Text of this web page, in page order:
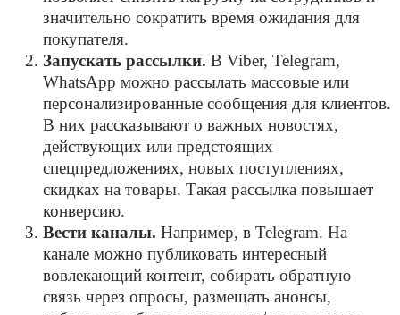
значительно сократить время ожидания для
покупателя.
Запускать рассылки. В Viber, Telegram,
WhatsApp можно рассылать массовые или
персонализированные сообщения для клиентов.
В них рассказывают о важных новостях,
действующих или предстоящих
спецпредложениях, новых поступлениях,
скидках на товары. Такая рассылка повышает
конверсию.
Вести каналы. Например, в Telegram. На
канале можно публиковать интересный
вовлекающий контент, собирать обратную
связь через опросы, размещать анонсы,